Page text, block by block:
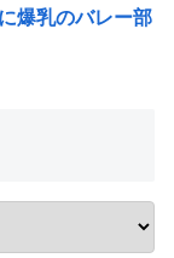
爆乳のバレー部